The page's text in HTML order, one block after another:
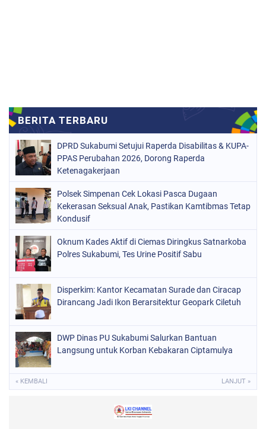
DPRD Sukabumi Setujui Raperda Disabilitas & KUPA-
PPAS Perubahan 2026, Dorong Raperda
Ketenagakerjaan
Polsek Simpenan Cek Lokasi Pasca Dugaan
Kekerasan Seksual Anak, Pastikan Kamtibmas Tetap
Kondusif
Oknum Kades Aktif di Ciemas Diringkus Satnarkoba
Polres Sukabumi, Tes Urine Positif Sabu
Disperkim: Kantor Kecamatan Surade dan Ciracap
Dirancang Jadi Ikon Berarsitektur Geopark Ciletuh
DWP Dinas PU Sukabumi Salurkan Bantuan
Langsung untuk Korban Kebakaran Ciptamulya
« KEMBALI LANJUT »